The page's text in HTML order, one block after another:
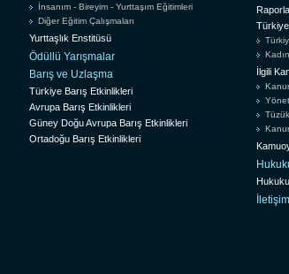
İnsanım - Bireyim - Yurttaşım Eğitimleri
Diğer Eğitim Çalışmaları
Yurttaşlık Enstitüsü
Ödüllü Yarışmalar
Barış ve Uzlaşma
Türkiye Barış Etkinlikleri
Avrupa Barış Etkinlikleri
Güney Doğu Avrupa Barış Etkinlikleri
Ortadoğu Barış Etkinlikleri
İlgili
İletişim